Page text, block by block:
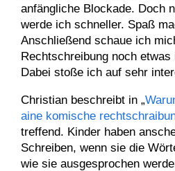
anfängliche Blockade. Doch
werde ich schneller. Spaß
Anschließend schaue ich
Rechtschreibung noch
Dabei stoße ich auf sehr
Christian beschreibt in „
aine komische
treffend. Kinder haben
Schreiben, wenn sie die
wie sie ausgesprochen